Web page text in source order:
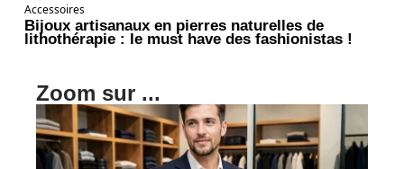
Accessoires
Bijoux artisanaux en pierres naturelles de
lithothérapie : le must have des fashionistas !
Zoom sur ...